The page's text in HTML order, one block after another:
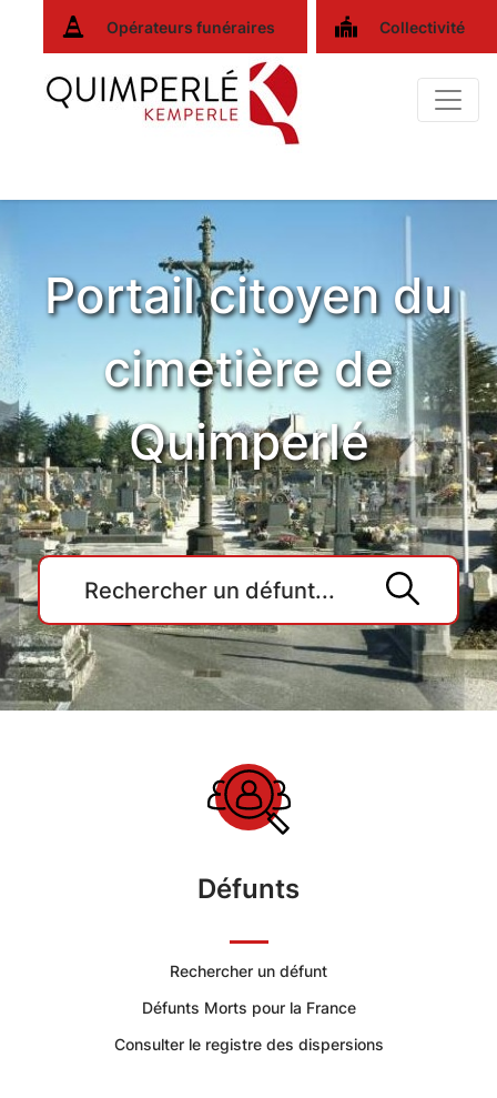
Opérateurs funéraires Collectivité
Portail citoyen du
cimetière de
Quimperlé
Accueil
du
Ville
de
Quimperlé
Défunts
Rechercher un défunt
Défunts Morts pour la France
Consulter le registre des dispersions